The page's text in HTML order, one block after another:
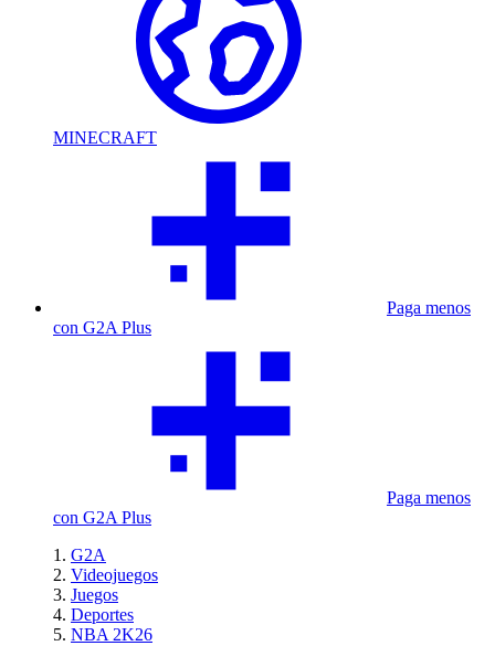
MINECRAFT
Paga menos
con G2A Plus
Paga menos
con G2A Plus
G2A
Videojuegos
Juegos
Deportes
NBA 2K26